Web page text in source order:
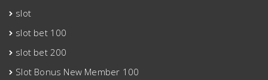
slot
slot bet 100
slot bet 200
Slot Bonus New Member 100